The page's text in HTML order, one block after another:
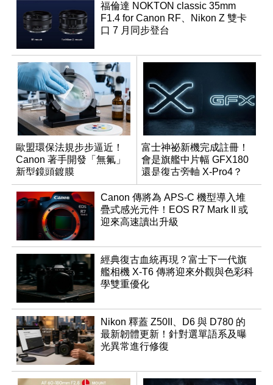
福倫達 NOKTON classic 35mm
F1.4 for Canon RF、Nikon Z 雙卡
口 7 月同步登台
歐盟環保法規步步逼近！
Canon 著手開發「無氟」
新型鏡頭鍍膜
富士神祕新機完成註冊！
會是旗艦中片幅 GFX180
還是復古旁軸 X-Pro4？
Canon 傳將為 APS-C 機型導入堆
疊式感光元件！EOS R7 Mark II 或
迎來高速讀出升級
經典復古血統再現？富士下一代旗
艦相機 X-T6 傳將迎來外觀與色彩科
學雙重優化
Nikon 釋蓋 Z50II、D6 與 D780 的
最新韌體更新！針對選單語系及曝
光異常進行修復